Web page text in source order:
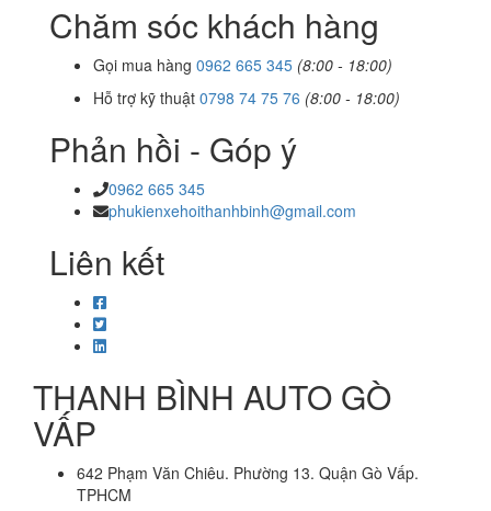
Chăm sóc khách hàng
Gọi mua hàng 0962 665 345 (8:00 - 18:00)
Hỗ trợ kỹ thuật 0798 74 75 76 (8:00 - 18:00)
Phản hồi - Góp ý
0962 665 345
phukienxehoithanhbinh@gmail.com
Liên kết
THANH BÌNH AUTO GÒ
VẤP
642 Phạm Văn Chiêu. Phường 13. Quận Gò Vấp.
TPHCM